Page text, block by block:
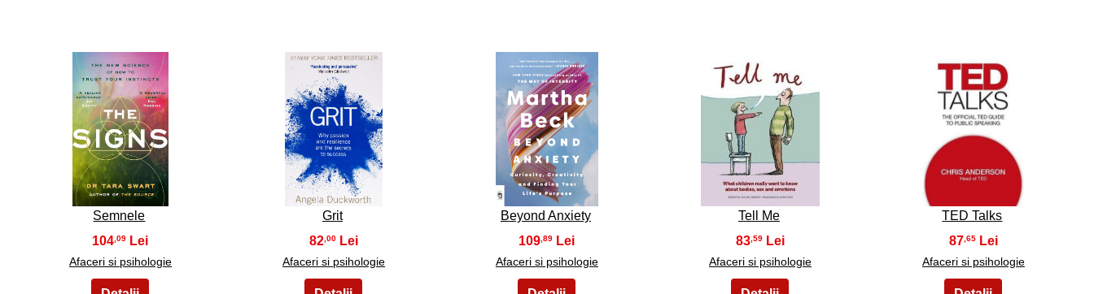
6
Semnele
104,09
Afaceri si psihologie
7
Grit
82,00
Afaceri si psihologie
8
Beyond Anxiety
109,89
Afaceri si psihologie
Tell Me
83,59
Afaceri si psihologie
10
TED Talks
87,65
Afaceri si psihologie